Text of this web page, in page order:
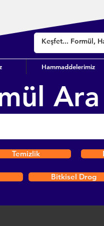
Hammaddelerimiz
Ara
Temizlik
Bitkisel Drog